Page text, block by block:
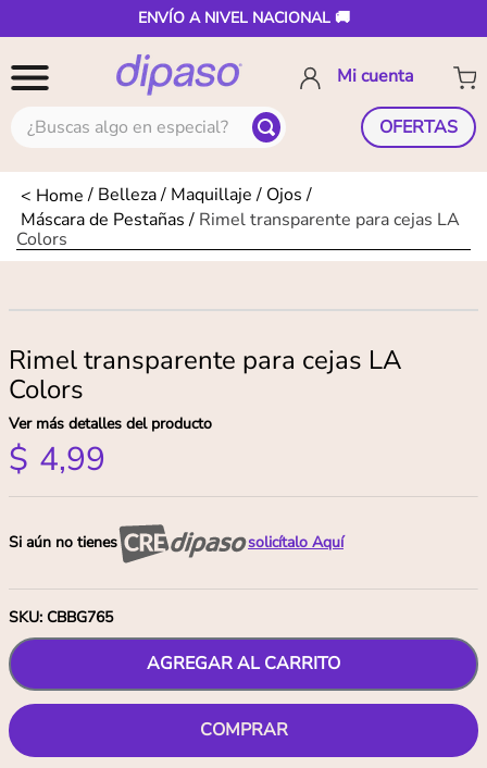
ENVÍO A NIVEL NACIONAL 🚚
¿Buscas algo en especial? OFERTAS
Belleza Maquillaje
Ojos
Máscara de Pestañas
Rimel transparente para cejas LA
Colors
Rimel transparente para cejas LA
Colors
Ver más detalles del producto
$ 4,99
Si aún no tienes solicítalo Aquí
SKU: CBBG765
AGREGAR AL CARRITO
COMPRAR